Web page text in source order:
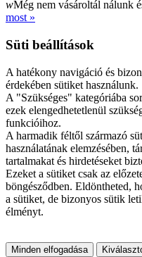
wMég nem vásároltál nálunk
most »
Süti beállítások
A hatékony navigáció és
érdekében sütiket használunk.
A "Szükséges" kategóriába
ezek elengedhetetlenül
funkcióihoz.
A harmadik féltől származó
használatának elemzésében,
tartalmakat és hirdetéseket
Ezeket a sütiket csak az
böngésződben. Eldöntheted,
a sütiket, de bizonyos sütik
élményt.
Minden elfogadása